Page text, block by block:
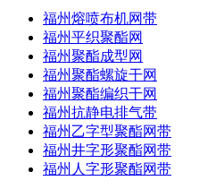
福州熔喷布机网带
福州平织聚酯网
福州聚酯成型网
福州聚酯螺旋干网
福州聚酯编织干网
福州抗静电排气带
福州乙字型聚酯网带
福州井字形聚酯网带
福州人字形聚酯网带